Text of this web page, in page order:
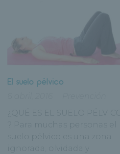
El suelo pélvico
¿QUÉ ES EL SUELO PÉLVICO
? Para muchas personas el
suelo pélvico es una zona
ignorada, olvidada y